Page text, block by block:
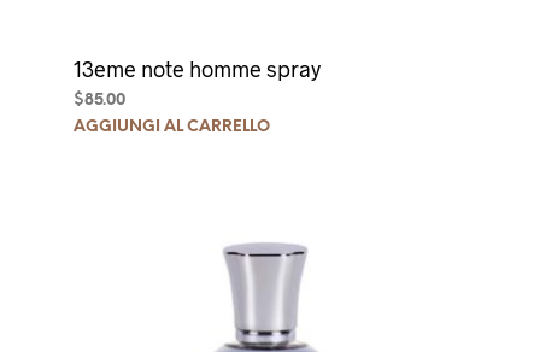
13eme note homme spray
$85.00
AGGIUNGI AL CARRELLO